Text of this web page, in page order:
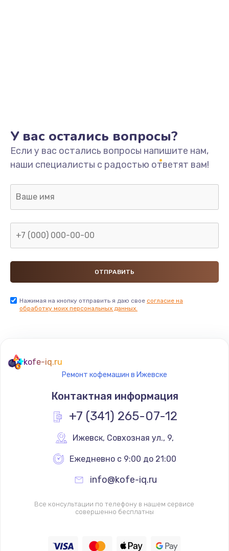
У вас остались вопросы?
Если у вас остались вопросы напишите нам,
наши специалисты с радостью ответят вам!
Нажимая на кнопку отправить я даю свое согласие на
обработку моих персональных данных.
kofe-iq.ru
Ремонт кофемашин в Ижевске
Контактная информация
+7 (341) 265-07-12
Ижевск, Совхозная ул., 9,
Ежедневно с 9:00 до 21:00
info@kofe-iq.ru
Все консультации по телефону в нашем сервисе
совершенно бесплатны